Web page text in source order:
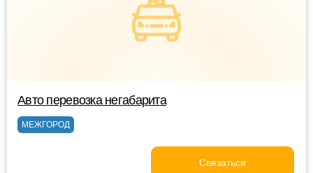
Авто перевозка негабарита
МЕЖГОРОД
Связаться